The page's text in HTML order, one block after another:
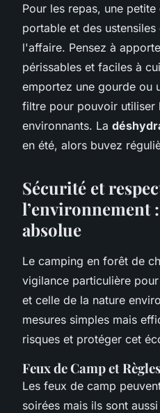
Pour les repas, une petite
portable et des
l'affaire. Pensez à
périssables et faciles à
emportez une gourde ou
filtre pour pouvoir utiliser
environnants. La
en été, alors buvez
Sécurité et
l’environnement
absolue
Le camping en forêt de
vigilance particulière
et celle de la nature
mesures simples mais
risques et protéger cet
Feux de Camp et
Les feux de camp
soirées mais ils sont